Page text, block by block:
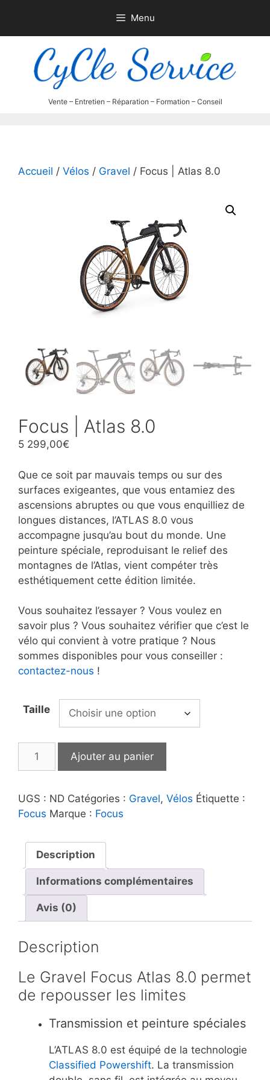
contenu
Menu
Accueil / Vélos / Gravel / Focus | Atlas 8.0
Focus | Atlas 8.0
5 299,00€
Que ce soit par mauvais temps ou sur des
surfaces exigeantes, que vous entamiez des
ascensions abruptes ou que vous enquilliez de
longues distances, l’ATLAS 8.0 vous
accompagne jusqu’au bout du monde. Une
peinture spéciale, reproduisant le relief des
montagnes de l’Atlas, vient compéter très
esthétiquement cette édition limitée.
Vous souhaitez l’essayer ? Vous voulez en
savoir plus ? Vous souhaitez vérifier que c’est le
vélo qui convient à votre pratique ? Nous
sommes disponibles pour vous conseiller :
contactez-nous !
Taille
|
Atlas
Ajouter au panier
UGS : ND Catégories : Gravel, Vélos Étiquette :
Focus Marque : Focus
Description
Informations complémentaires
Avis (0)
Description
Le Gravel Focus Atlas 8.0 permet
de repousser les limites
Transmission et peinture spéciales
L’ATLAS 8.0 est équipé de la technologie
Classified Powershift. La transmission